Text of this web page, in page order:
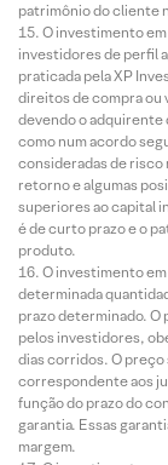
patrimônio do cliente
O investimento
investidores de perfil
praticada pela XP
direitos de compra ou
devendo o adquirente
como num acordo
consideradas de
retorno e algumas
superiores ao capital
é de curto prazo e o
produto.
O investimento
determinada
prazo determinado. O
pelos investidores,
dias corridos. O preço
correspondente aos
função do prazo do
garantia. Essas
margem.